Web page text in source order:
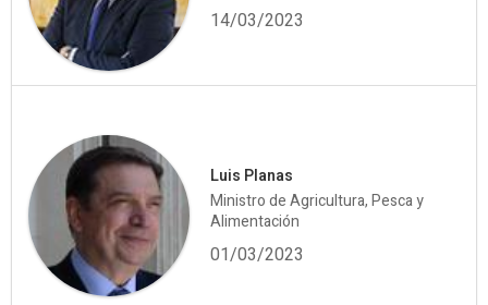
14/03/2023
Luis Planas
Ministro de Agricultura, Pesca y
Alimentación
01/03/2023